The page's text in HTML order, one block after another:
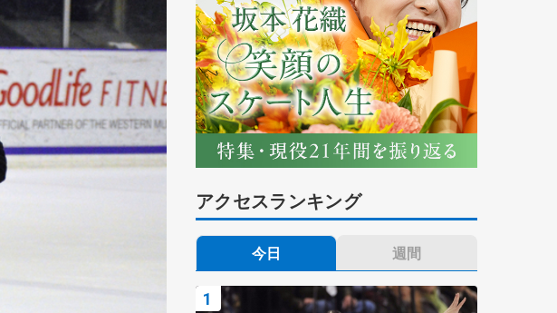
アクセスランキング
今日 週間